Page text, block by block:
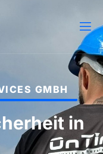
GMBH
in